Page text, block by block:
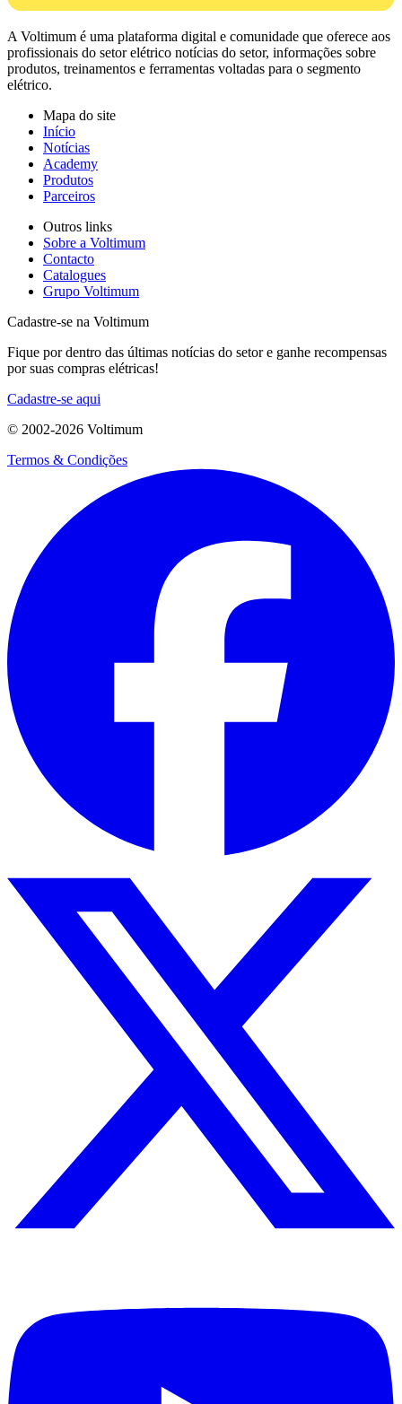
A Voltimum é uma plataforma digital e comunidade que oferece aos
profissionais do setor elétrico notícias do setor, informações sobre
produtos, treinamentos e ferramentas voltadas para o segmento
elétrico.
Mapa do site
Início
Notícias
Academy
Produtos
Parceiros
Outros links
Sobre a Voltimum
Contacto
Catalogues
Grupo Voltimum
Cadastre-se na Voltimum
Fique por dentro das últimas notícias do setor e ganhe recompensas
por suas compras elétricas!
Cadastre-se aqui
© 2002-2026 Voltimum
Termos & Condições